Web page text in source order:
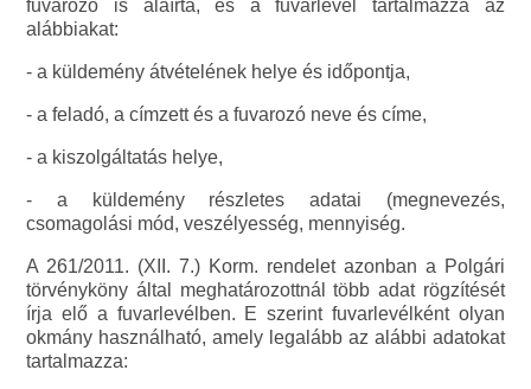
fuvarozó is aláírta, és a fuvarlevél tartalmazza az
alábbiakat:
- a küldemény átvételének helye és időpontja,
- a feladó, a címzett és a fuvarozó neve és címe,
- a kiszolgáltatás helye,
- a küldemény részletes adatai (megnevezés,
csomagolási mód, veszélyesség, mennyiség.
A 261/2011. (XII. 7.) Korm. rendelet azonban a Polgári
törvényköny által meghatározottnál több adat rögzítését
írja elő a fuvarlevélben. E szerint fuvarlevélként olyan
okmány használható, amely legalább az alábbi adatokat
tartalmazza: